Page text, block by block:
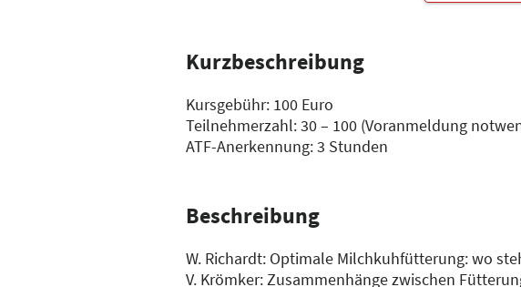
Kurzbeschreibung
Kursgebühr: 100 Euro
Teilnehmerzahl: 30 – 100 (Voranmeldung
ATF-Anerkennung: 3 Stunden
Beschreibung
W. Richardt: Optimale Milchkuhfütterung: wo
V. Krömker: Zusammenhänge zwischen